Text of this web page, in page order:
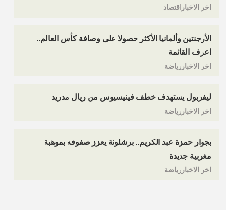
اخر الاخباراقتصاد
الأرجنتين وألمانيا الأكثر حصولا على وصافة كأس العالم..
اعرف القائمة
اخر الاخباررياضة
ليفربول يستهدف خطف فينيسيوس من ريال مدريد
اخر الاخباررياضة
بجوار حمزة عبد الكريم.. برشلونة يعزز صفوفه بموهبة
مغربية جديدة
اخر الاخباررياضة